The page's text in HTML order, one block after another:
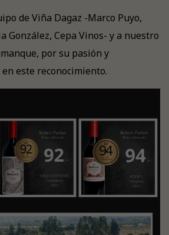
de Viña Dagaz -Marco Puyo,
González, Cepa Vinos- y a nuestro
por su pasión y
este reconocimiento.